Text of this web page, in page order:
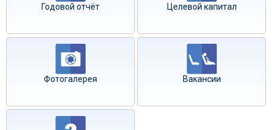
Годовой отчёт Целевой капитал
Фотогалерея Вакансии